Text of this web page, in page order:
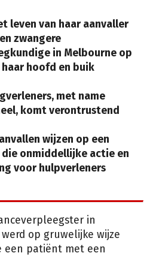
leven van haar aanvaller
zwangere
in Melbourne op
hoofd en buik
met name
komt verontrustend
wijzen op een
onmiddellijke actie en
voor hulpverleners
in
op gruwelijke wijze
een patiënt met een